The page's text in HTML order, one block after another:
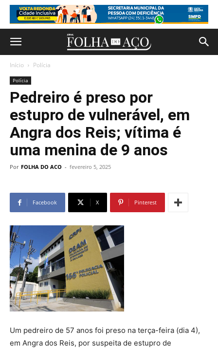
Início Polícia
Polícia
Pedreiro é preso por
estupro de vulnerável, em
Angra dos Reis; vítima é
uma menina de 9 anos
Por FOLHA DO ACO - fevereiro 5, 2025
Facebook X Pinterest
Um pedreiro de 57 anos foi preso na terça-feira (dia 4),
em Angra dos Reis, por suspeita de estupro de